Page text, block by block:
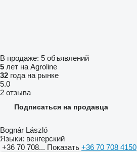
В продаже: 5 объявлений
5 лет на Agroline
32 года на рынке
5.0
2 отзыва
Подписаться на продавца
Bognár László
Языки: венгерский
+36 70 708... Показать +36 70 708 4150